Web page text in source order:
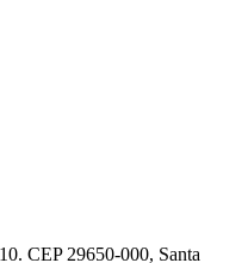
CEP 29650-000, Santa